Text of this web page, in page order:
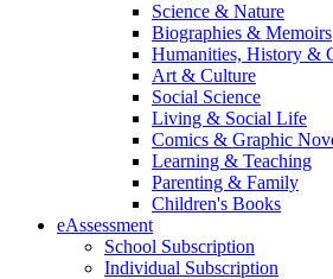
Science & Nature
Biographies & Memoirs
Humanities, History &
Art & Culture
Social Science
Living & Social Life
Comics & Graphic
Learning & Teaching
Parenting & Family
Children's Books
eAssessment
School Subscription
Individual Subscription